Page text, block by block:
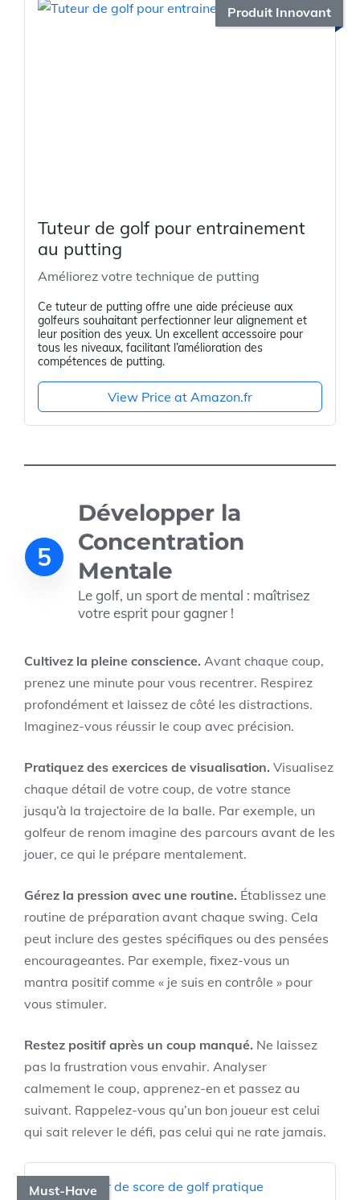
Produit Innovant
Tuteur de golf pour entrainement
au putting
Améliorez votre technique de putting
Ce tuteur de putting offre une aide précieuse aux
golfeurs souhaitant perfectionner leur alignement et
leur position des yeux. Un excellent accessoire pour
tous les niveaux, facilitant l’amélioration des
compétences de putting.
View Price at Amazon.fr
5
Développer la
Concentration
Mentale
Le golf, un sport de mental : maîtrisez
votre esprit pour gagner !
Cultivez la pleine conscience. Avant chaque coup,
prenez une minute pour vous recentrer. Respirez
profondément et laissez de côté les distractions.
Imaginez-vous réussir le coup avec précision.
Pratiquez des exercices de visualisation. Visualisez
chaque détail de votre coup, de votre stance
jusqu’à la trajectoire de la balle. Par exemple, un
golfeur de renom imagine des parcours avant de les
jouer, ce qui le prépare mentalement.
Gérez la pression avec une routine. Établissez une
routine de préparation avant chaque swing. Cela
peut inclure des gestes spécifiques ou des pensées
encourageantes. Par exemple, fixez-vous un
mantra positif comme « je suis en contrôle » pour
vous stimuler.
Restez positif après un coup manqué. Ne laissez
pas la frustration vous envahir. Analyser
calmement le coup, apprenez-en et passez au
suivant. Rappelez-vous qu’un bon joueur est celui
qui sait relever le défi, pas celui qui ne rate jamais.
Must-Have